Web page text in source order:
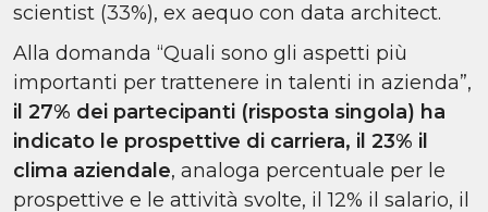
scientist (33%), ex aequo con data architect.
Alla domanda “Quali sono gli aspetti più
importanti per trattenere in talenti in azienda”,
il 27% dei partecipanti (risposta singola) ha
indicato le prospettive di carriera, il 23% il
clima aziendale, analoga percentuale per le
prospettive e le attività svolte, il 12% il salario, il